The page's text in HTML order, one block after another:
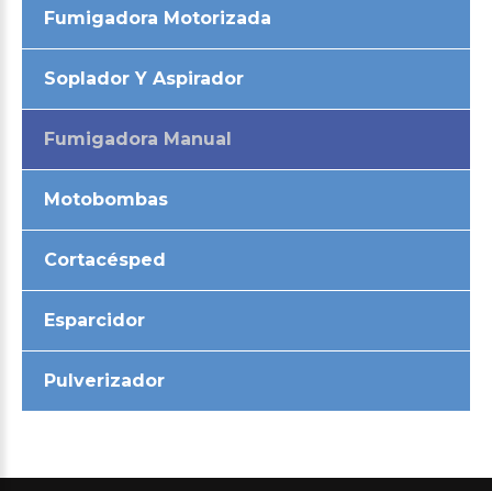
Fumigadora Motorizada
Soplador Y Aspirador
Fumigadora Manual
Motobombas
Cortacésped
Esparcidor
Pulverizador